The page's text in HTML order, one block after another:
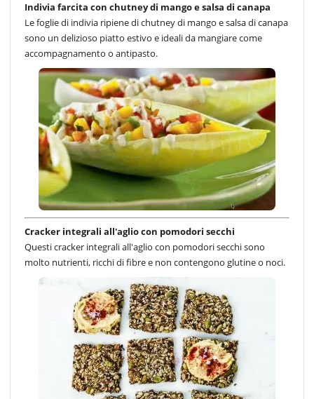
Indivia farcita con chutney di mango e salsa di canapa
Le foglie di indivia ripiene di chutney di mango e salsa di canapa
sono un delizioso piatto estivo e ideali da mangiare come
accompagnamento o antipasto.
Cracker integrali all'aglio con pomodori secchi
Questi cracker integrali all'aglio con pomodori secchi sono
molto nutrienti, ricchi di fibre e non contengono glutine o noci.